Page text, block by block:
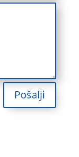
Pošalji